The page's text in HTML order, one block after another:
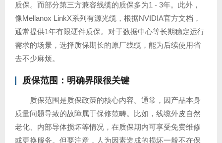
质保。而部分第三方兼容线缆的质保多为1 - 3年。此外，
像Mellanox LinkX系列有源光缆，根据NVIDIA官方文档，
通常提供1年有限硬件质保。对于数据中心等长期稳定运行
需求的场景，选择质保期长的原厂线缆，能为后续使用省
去不少麻烦。
质保范围：明确界限很关键
质保范围是质保政策的核心内容。通常，因产品本身
质量问题导致的故障属于保修范畴。比如，线缆外皮自然
老化、内部导体损坏等情况，在质保期内可享受免费维修
或更换服务。但要注意，人为因素造成的损坏一般不在保